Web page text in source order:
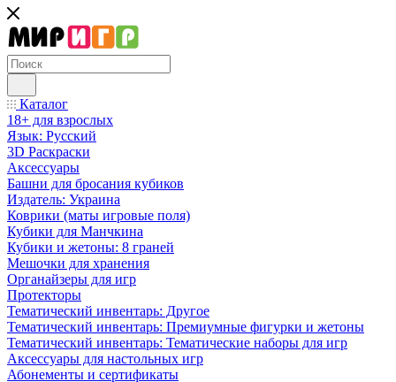
Каталог
18+ для взрослых
Язык: Русский
3D Раскраски
Аксессуары
Башни для бросания кубиков
Издатель: Украина
Коврики (маты игровые поля)
Кубики для Манчкина
Кубики и жетоны: 8 граней
Мешочки для хранения
Органайзеры для игр
Протекторы
Тематический инвентарь: Другое
Тематический инвентарь: Премиумные фигурки и жетоны
Тематический инвентарь: Тематические наборы для игр
Аксессуары для настольных игр
Абонементы и сертификаты